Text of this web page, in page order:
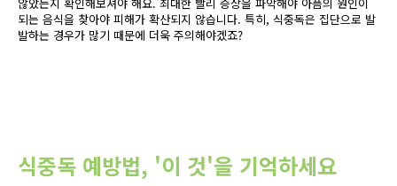
되는 음식을 찾아야 피해가 확산되지 않습니다. 특히, 식중독은 집단으로 발
발하는 경우가 많기 때문에 더욱 주의해야겠죠?
식중독 예방법, '이 것'을 기억하세요